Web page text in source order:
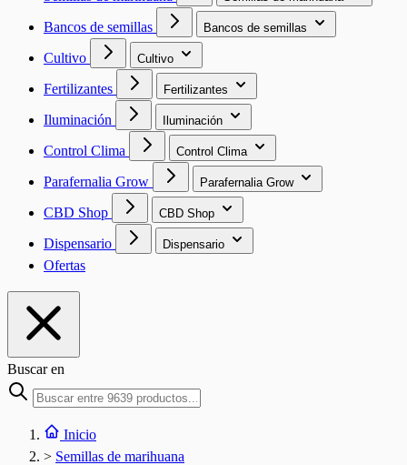
Bancos de semillas Bancos de semillas
Cultivo Cultivo
Fertilizantes Fertilizantes
Iluminación Iluminación
Control Clima Control Clima
Parafernalia Grow Parafernalia Grow
CBD Shop CBD Shop
Dispensario Dispensario
Ofertas
Buscar en
Inicio
> Semillas de marihuana